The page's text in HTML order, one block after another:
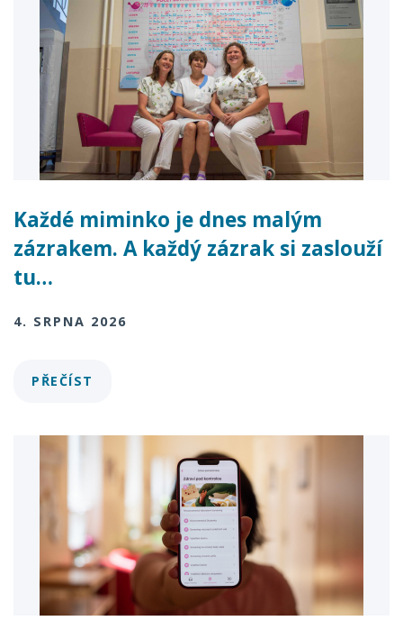
Každé miminko je dnes malým
zázrakem. A každý zázrak si zaslouží
tu…
4. SRPNA 2026
PŘEČÍST